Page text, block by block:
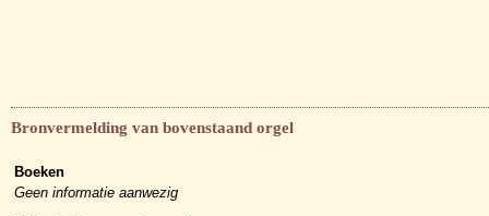
Bronvermelding van bovenstaand orgel
Boeken
Geen informatie aanwezig